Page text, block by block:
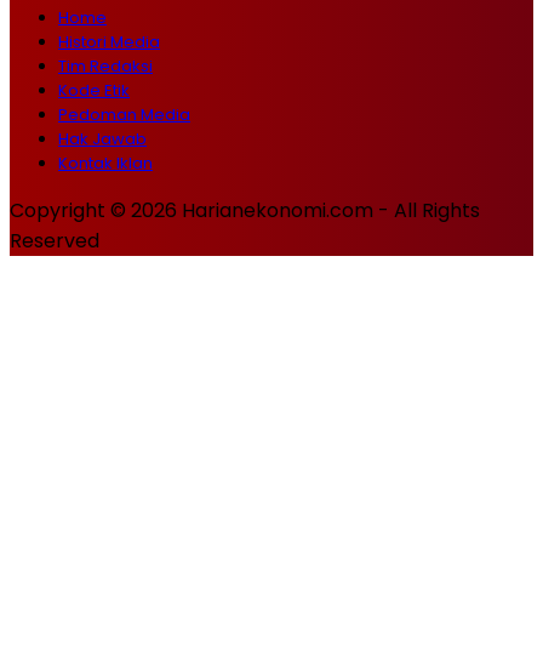
Home
Histori Media
Tim Redaksi
Kode Etik
Pedoman Media
Hak Jawab
Kontak Iklan
Copyright © 2026 Harianekonomi.com - All Rights
Reserved